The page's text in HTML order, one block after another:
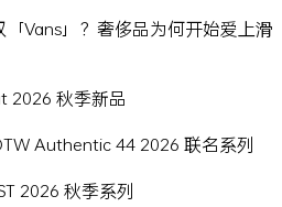
Vans」？奢侈品为何开始爱上滑
2026 秋季新品
Authentic 44 2026 联名系列
2026 秋季系列